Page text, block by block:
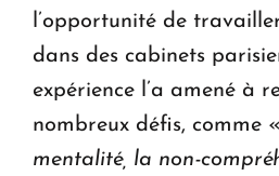
l’opportunité de
dans des cabinets
expérience l’a amené à
nombreux défis, comme «
mentalité, la non-